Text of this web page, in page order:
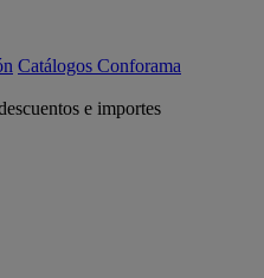
Catálogos Conforama
e importes